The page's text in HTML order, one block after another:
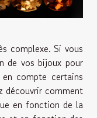
complexe. Si vous
de vos bijoux pour
compte certains
découvrir comment
en fonction de la